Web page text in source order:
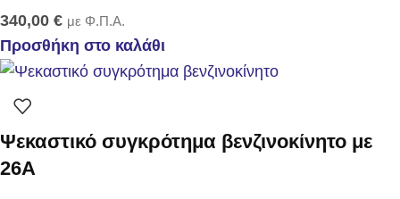
340,00 € με Φ.Π.Α.
Προσθήκη στο καλάθι
Ψεκαστικό συγκρότημα βενζινοκίνητο με
26Α